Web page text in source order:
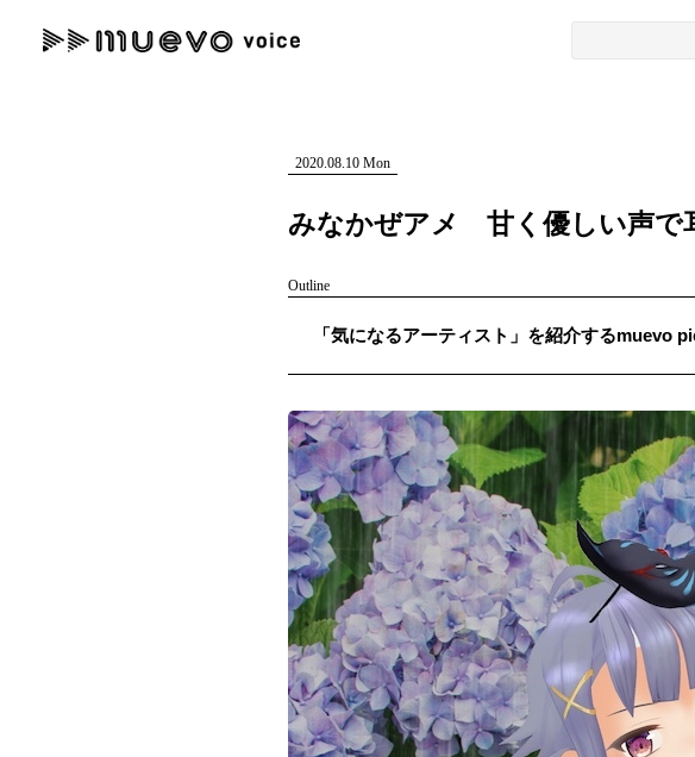
#女性SSW #ロック #男性シンガー #HR/HM #女
"読者の声を形にする”音楽特化メディア
2020.08.10 Mon
みなかぜアメ 甘く優しい声で
Outline
「気になるアーティスト」を紹介するmuevo